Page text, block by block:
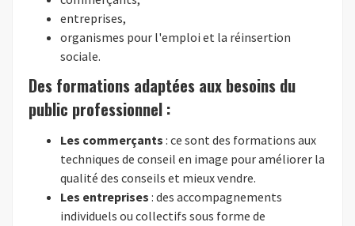
entreprises,
organismes pour l'emploi et la réinsertion
sociale.
Des formations adaptées aux besoins du
public professionnel :
Les commerçants : ce sont des formations aux
techniques de conseil en image pour améliorer la
qualité des conseils et mieux vendre.
Les entreprises : des accompagnements
individuels ou collectifs sous forme de